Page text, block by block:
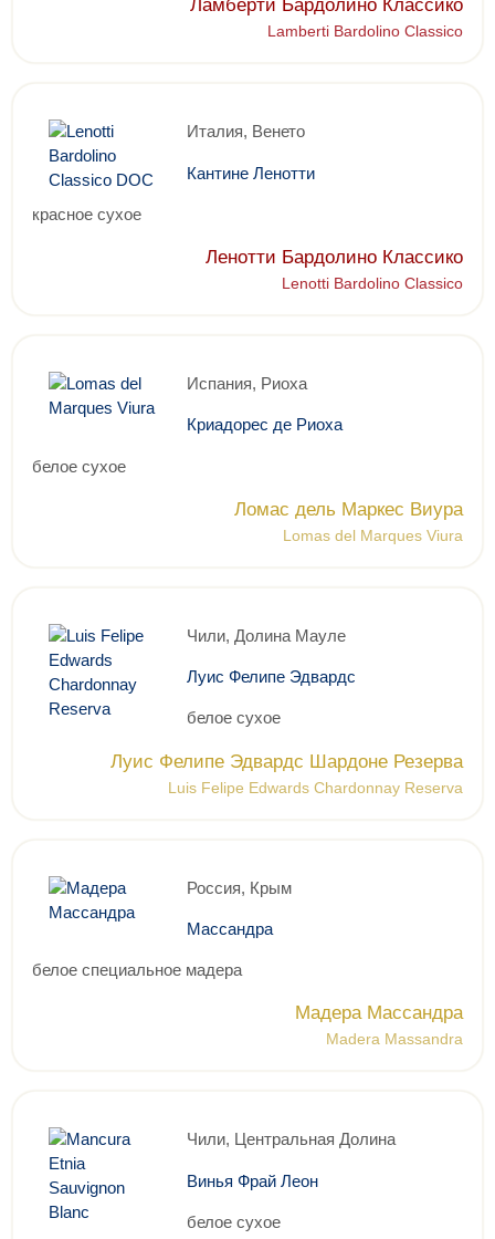
Ламберти Бардолино Классико
Lamberti Bardolino Classico
Италия, Венето
Кантине Ленотти
красное сухое
Ленотти Бардолино Классико
Lenotti Bardolino Classico
Испания, Риоха
Криадорес де Риоха
белое сухое
Ломас дель Маркес Виура
Lomas del Marques Viura
Чили, Долина Мауле
Луис Фелипе Эдвардс
белое сухое
Луис Фелипе Эдвардс Шардоне Резерва
Luis Felipe Edwards Chardonnay Reserva
Россия, Крым
Массандра
белое специальное мадера
Мадера Массандра
Madera Massandra
Чили, Центральная Долина
Винья Фрай Леон
белое сухое